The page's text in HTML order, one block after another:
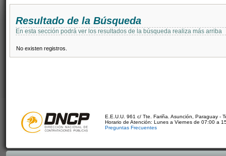
Resultado de la Búsqueda
En esta sección podrá ver los resultados de la búsqueda realiza más arriba
No existen registros.
E.E.U.U. 961 c/ Tte. Fariña. Asunción, Paraguay -
Horario de Atención: Lunes a Viernes de 07:00 a
Preguntas Frecuentes